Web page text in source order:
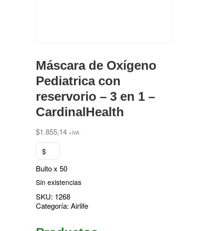
Máscara de Oxígeno
Pediatrica con
reservorio – 3 en 1 –
CardinalHealth
$1.855,14 +IVA
$
Bulto x 50
Sin existencias
SKU: 1268
Categoría: Airlife